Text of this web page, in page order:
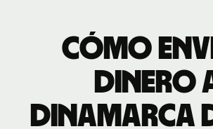
Cómo
dinero
Dinamarca